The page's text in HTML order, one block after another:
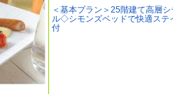
＜基本プラン＞25階建て高層
ル◇シモンズベッドで快適ステ
付